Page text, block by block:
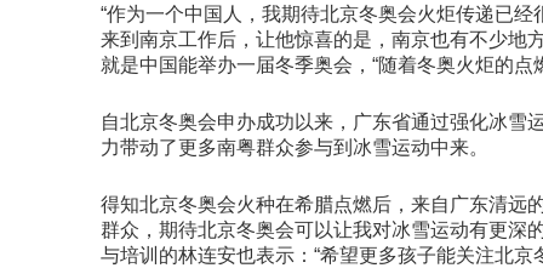
“作为一个中国人，我期待北京冬奥会火炬传递已
来到南京工作后，让他惊喜的是，南京也有不少地
就是中国能举办一届冬季奥会，“随着冬奥火炬的
自北京冬奥会申办成功以来，广东省通过强化冰雪
力带动了更多南粤群众参与到冰雪运动中来。
得知北京冬奥会火种在希腊点燃后，来自广东清远
群众，期待北京冬奥会可以让我对冰雪运动有更深
与培训的林连安也表示：“希望更多孩子能关注北